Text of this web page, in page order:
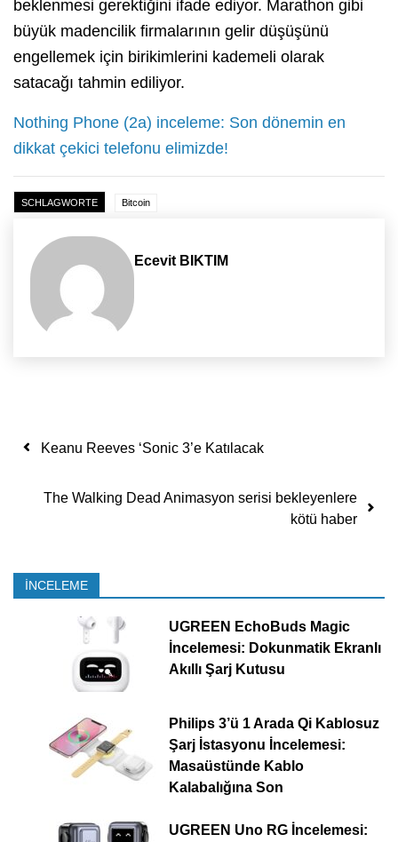
beklenmesi gerektiğini ifade ediyor. Marathon gibi
büyük madencilik firmalarının gelir düşüşünü
engellemek için birikimlerini kademeli olarak
satacağı tahmin ediliyor.
Nothing Phone (2a) inceleme: Son dönemin en
dikkat çekici telefonu elimizde!
SCHLAGWORTE Bitcoin
Ecevit BIKTIM
Yazı dolaşımı
Keanu Reeves ‘Sonic 3’e Katılacak
The Walking Dead Animasyon serisi bekleyenlere
kötü haber
İNCELEME
UGREEN EchoBuds Magic
İncelemesi: Dokunmatik Ekranlı
Akıllı Şarj Kutusu
Philips 3’ü 1 Arada Qi Kablosuz
Şarj İstasyonu İncelemesi:
Masaüstünde Kablo
Kalabalığına Son
UGREEN Uno RG İncelemesi: